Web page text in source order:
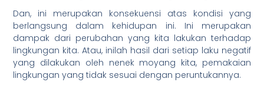
Dan, ini merupakan konsekuensi atas kondisi yang
berlangsung dalam kehidupan ini. Ini merupakan
dampak dari perubahan yang kita lakukan terhadap
lingkungan kita. Atau, inilah hasil dari setiap laku negatif
yang dilakukan oleh nenek moyang kita, pemakaian
lingkungan yang tidak sesuai dengan peruntukannya.